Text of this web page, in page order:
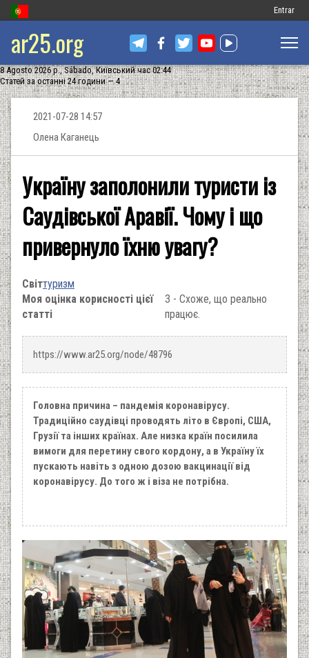
Меню
запису
Entrar
ar25.org
8 Agosto 2026 р., Sábado, Київський час 02:44
Статей за останні 24 години — 4
2021-07-28 14:57
Олена Каганець
Україну заполонили туристи із
Саудівської Аравії. Чому і що
привернуло їхню увагу?
Світтуризм
Моя оцінка корисності цієї
статті
3 - Схоже, що реально
працює.
https://www.ar25.org/node/48796
Головна причина – пандемія коронавірусу.
Традиційно саудівці проводять літо в Європі, США,
Грузії та інших країнах. Але низка країн посилила
вимоги для перетину свого кордону, а в Україну їх
пускають навіть з одною дозою вакцинації від
коронавірусу. До того ж і віза не потрібна.